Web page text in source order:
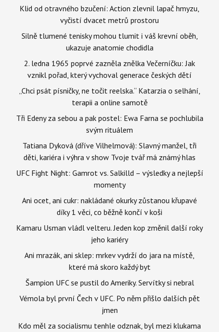
Klid od otravného bzučení: Action zlevnil lapač hmyzu,
vyčistí dvacet metrů prostoru
Silně tlumené tenisky mohou tlumit i váš krevní oběh,
ukazuje anatomie chodidla
2. ledna 1965 poprvé zazněla znělka Večerníčku: Jak
vznikl pořad, který vychoval generace českých dětí
„Chci psát písničky, ne točit reelska.“ Katarzia o selhání,
terapii a online samotě
Tři Edeny za sebou a pak postel: Ewa Farna se pochlubila
svým rituálem
Tatiana Dyková (dříve Vilhelmová): Slavný manžel, tři
děti, kariéra i výhra v show Tvoje tvář má známý hlas
UFC Fight Night: Gamrot vs. Salkilld – výsledky a nejlepší
momenty
Ani ocet, ani cukr: nakládané okurky zůstanou křupavé
díky 1 věci, co běžně končí v koši
Kamaru Usman vládl velteru. Jeden kop změnil další roky
jeho kariéry
Ani mrazák, ani sklep: mrkev vydrží do jara na místě,
které má skoro každý byt
Šampion UFC se pustil do Ameriky. Servítky si nebral
Vémola byl první Čech v UFC. Po něm přišlo dalších pět
jmen
Kdo měl za socialismu tenhle odznak, byl mezi klukama